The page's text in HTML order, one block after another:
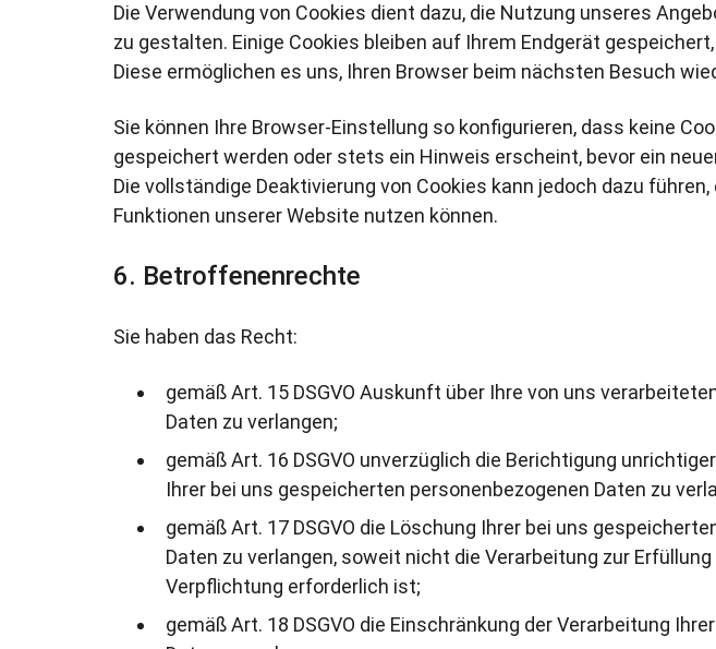
Die Verwendung von Cookies dient dazu, die Nutzung unseres
zu gestalten. Einige Cookies bleiben auf Ihrem Endgerät
Diese ermöglichen es uns, Ihren Browser beim nächsten Besuch
Sie können Ihre Browser-Einstellung so konfigurieren, dass keine
gespeichert werden oder stets ein Hinweis erscheint, bevor ein
Die vollständige Deaktivierung von Cookies kann jedoch dazu
Funktionen unserer Website nutzen können.
Betroffenenrechte
Sie haben das Recht:
gemäß Art. 15 DSGVO Auskunft über Ihre von uns
Daten zu verlangen;
gemäß Art. 16 DSGVO unverzüglich die Berichtigung
Ihrer bei uns gespeicherten personenbezogenen Daten zu
gemäß Art. 17 DSGVO die Löschung Ihrer bei uns
Daten zu verlangen, soweit nicht die Verarbeitung zur
Verpflichtung erforderlich ist;
gemäß Art. 18 DSGVO die Einschränkung der Verarbeitung